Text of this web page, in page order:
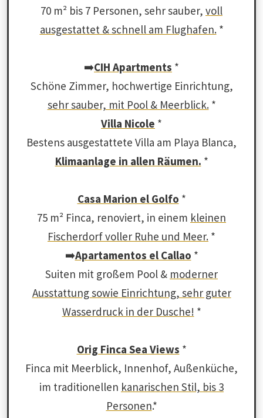
70 m² bis 7 Personen, sehr sauber, voll
ausgestattet & schnell am Flughafen.*
➡️CIH Apartments *
Schöne Zimmer, hochwertige Einrichtung,
sehr sauber, mit Pool & Meerblick.*
Villa Nicole *
Bestens ausgestattete Villa am Playa Blanca,
Klimaanlage in allen Räumen. *
Casa Marion el Golfo *
75 m² Finca, renoviert, in einem kleinen
Fischerdorf voller Ruhe und Meer. *
➡️Apartamentos el Callao *
Suiten mit großem Pool & moderner
Ausstattung sowie Einrichtung, sehr guter
Wasserdruck in der Dusche! *
Orig Finca Sea Views *
Finca mit Meerblick, Innenhof, Außenküche,
im traditionellen kanarischen Stil, bis 3
Personen.*